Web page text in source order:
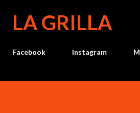
LA GRILLA
Facebook Instagram